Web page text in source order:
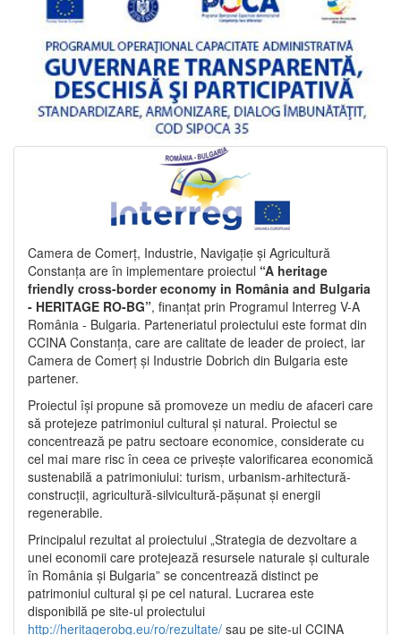
Camera de Comerț, Industrie, Navigație și Agricultură
Constanța are în implementare proiectul “A heritage
friendly cross-border economy in România and Bulgaria
- HERITAGE RO-BG”, finanțat prin Programul Interreg V-A
România - Bulgaria. Parteneriatul proiectului este format din
CCINA Constanța, care are calitate de leader de proiect, iar
Camera de Comerț și Industrie Dobrich din Bulgaria este
partener.
Proiectul își propune să promoveze un mediu de afaceri care
să protejeze patrimoniul cultural și natural. Proiectul se
concentrează pe patru sectoare economice, considerate cu
cel mai mare risc în ceea ce privește valorificarea economică
sustenabilă a patrimoniului: turism, urbanism-arhitectură-
construcții, agricultură-silvicultură-pășunat și energii
regenerabile.
Principalul rezultat al proiectului „Strategia de dezvoltare a
unei economii care protejează resursele naturale și culturale
în România și Bulgaria” se concentrează distinct pe
patrimoniul cultural și pe cel natural. Lucrarea este
disponibilă pe site-ul proiectului
http://heritagerobg.eu/ro/rezultate/ sau pe site-ul CCINA